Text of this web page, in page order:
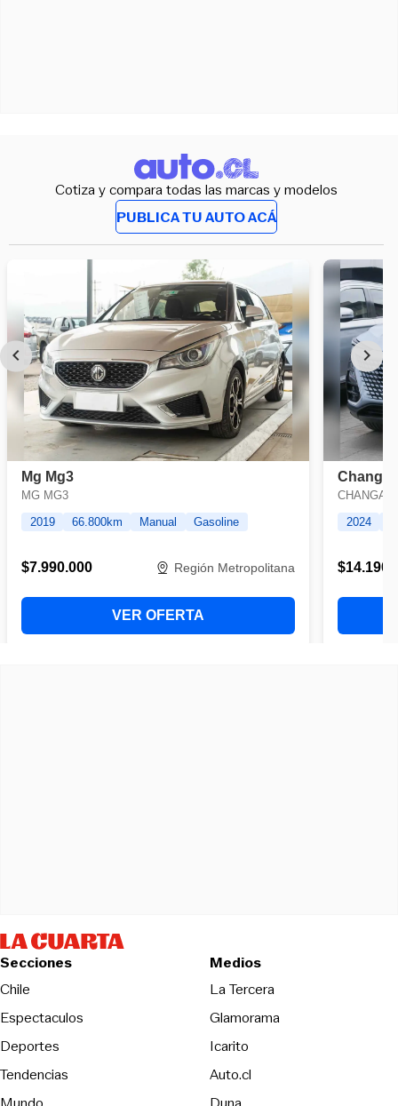
Cotiza y compara todas las marcas y modelos
PUBLICA TU AUTO ACÁ
Secciones
Chile
Espectaculos
Deportes
Tendencias
Medios
La TerceraOpens in new
Glamorama
Icarito
Auto.cl